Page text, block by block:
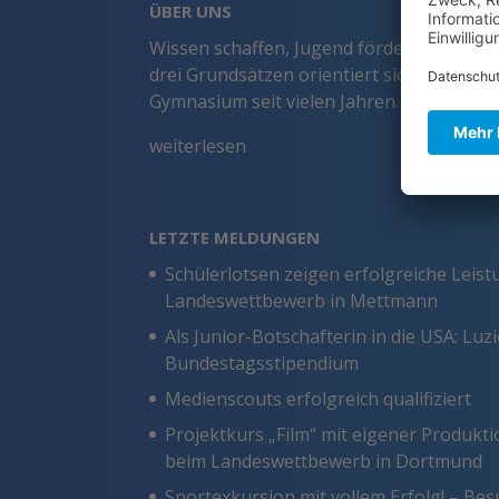
ÜBER UNS
Wissen schaffen, Jugend fördern,
drei Grundsätzen orientiert sich unser
Gymnasium seit vielen Jahren.
weiterlesen
LETZTE MELDUNGEN
Schülerlotsen zeigen erfolgreiche
Landeswettbewerb in Mettmann
Als Junior-Botschafterin in die USA:
Bundestagsstipendium
Medienscouts erfolgreich qualifiziert
Projektkurs „Film“ mit eigener
beim Landeswettbewerb in Dortmund